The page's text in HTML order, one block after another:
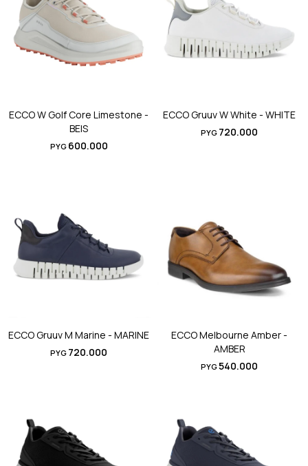
ECCO W Golf Core Limestone -
BEIS
PYG 600.000
ECCO Gruuv W White - WHITE
PYG 720.000
ECCO Gruuv M Marine - MARINE
PYG 720.000
ECCO Melbourne Amber -
AMBER
PYG540.000